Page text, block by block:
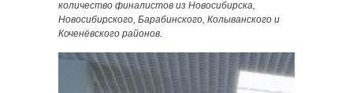
количество финалистов из Новосибирска,
Новосибирского, Барабинского, Колыванского и
Коченёвского районов.